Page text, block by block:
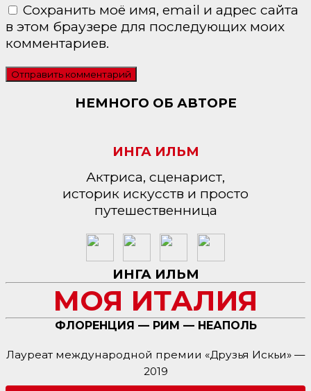
Сохранить моё имя, email и адрес сайта
в этом браузере для последующих моих
комментариев.
НЕМНОГО ОБ АВТОРЕ
ИНГА ИЛЬМ
Актриса, сценарист,
историк искусств и просто
путешественница
ИНГА ИЛЬМ
МОЯ ИТАЛИЯ
ФЛОРЕНЦИЯ — РИМ — НЕАПОЛЬ
Лауреат международной премии «Друзья Искьи» —
2019